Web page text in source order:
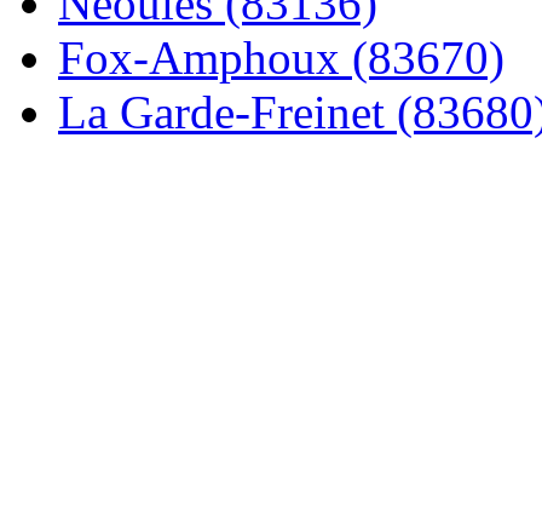
Fox-Amphoux (83670)
La Garde-Freinet